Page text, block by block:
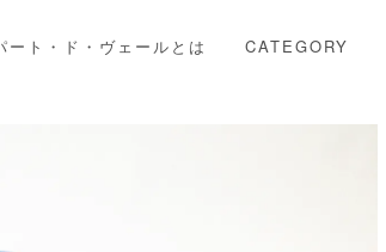
ート・ド・ヴェールとは CATEGORY